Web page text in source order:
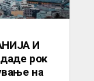
И
рок
на